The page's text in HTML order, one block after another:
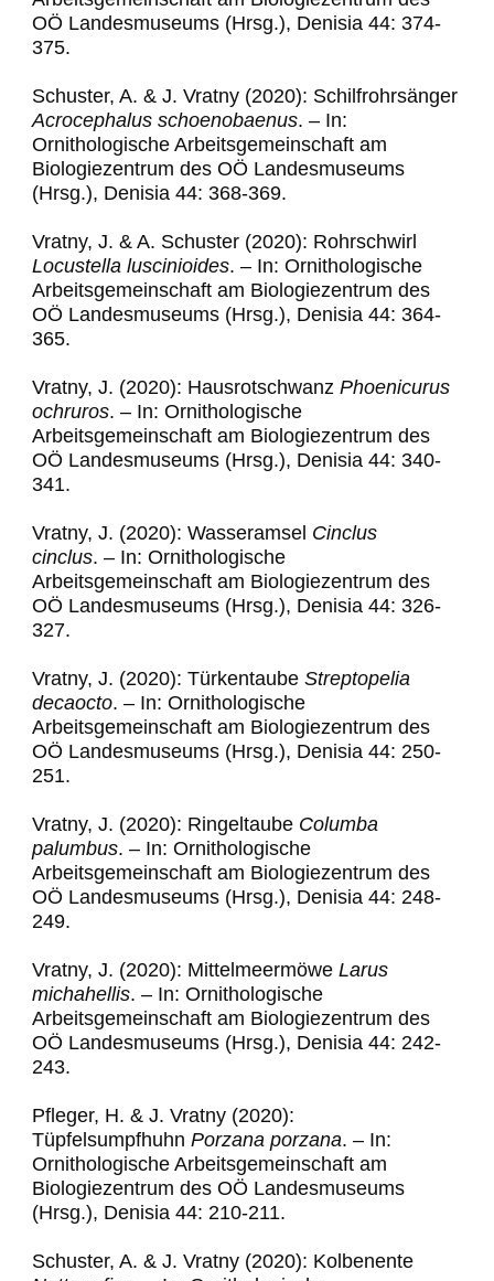
OÖ Landesmuseums (Hrsg.), Denisia 44: 374-
375.
Schuster, A. & J. Vratny (2020): Schilfrohrsänger
Acrocephalus schoenobaenus. – In:
Ornithologische Arbeitsgemeinschaft am
Biologiezentrum des OÖ Landesmuseums
(Hrsg.), Denisia 44: 368-369.
Vratny, J. & A. Schuster (2020): Rohrschwirl
Locustella luscinioides. – In: Ornithologische
Arbeitsgemeinschaft am Biologiezentrum des
OÖ Landesmuseums (Hrsg.), Denisia 44: 364-
365.
Vratny, J. (2020): Hausrotschwanz Phoenicurus
ochruros. – In: Ornithologische
Arbeitsgemeinschaft am Biologiezentrum des
OÖ Landesmuseums (Hrsg.), Denisia 44: 340-
341.
Vratny, J. (2020): Wasseramsel Cinclus
cinclus. – In: Ornithologische
Arbeitsgemeinschaft am Biologiezentrum des
OÖ Landesmuseums (Hrsg.), Denisia 44: 326-
327.
Vratny, J. (2020): Türkentaube Streptopelia
decaocto. – In: Ornithologische
Arbeitsgemeinschaft am Biologiezentrum des
OÖ Landesmuseums (Hrsg.), Denisia 44: 250-
251.
Vratny, J. (2020): Ringeltaube Columba
palumbus. – In: Ornithologische
Arbeitsgemeinschaft am Biologiezentrum des
OÖ Landesmuseums (Hrsg.), Denisia 44: 248-
249.
Vratny, J. (2020): Mittelmeermöwe Larus
michahellis. – In: Ornithologische
Arbeitsgemeinschaft am Biologiezentrum des
OÖ Landesmuseums (Hrsg.), Denisia 44: 242-
243.
Pfleger, H. & J. Vratny (2020):
Tüpfelsumpfhuhn Porzana porzana. – In:
Ornithologische Arbeitsgemeinschaft am
Biologiezentrum des OÖ Landesmuseums
(Hrsg.), Denisia 44: 210-211.
Schuster, A. & J. Vratny (2020): Kolbenente